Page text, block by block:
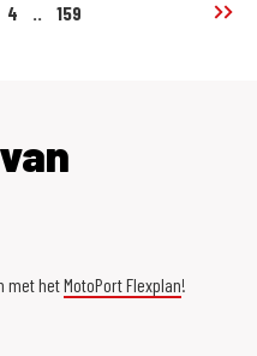
4 .. 159
met hetMotoPort Flexplan!